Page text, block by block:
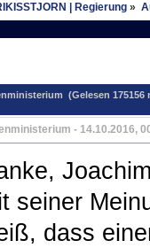
| Regierung»
(Gelesen 175156
- 14.10.2016,
seiner
dass